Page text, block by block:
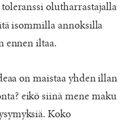
olutharrastajalla
isommilla annoksilla
ennen iltaa.
on maistaa yhden illan
eikö siinä mene maku
Koko